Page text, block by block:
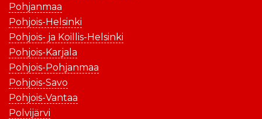
Pohjanmaa
Pohjois-Helsinki
Pohjois- ja Koillis-Helsinki
Pohjois-Karjala
Pohjois-Pohjanmaa
Pohjois-Savo
Pohjois-Vantaa
Polvijärvi